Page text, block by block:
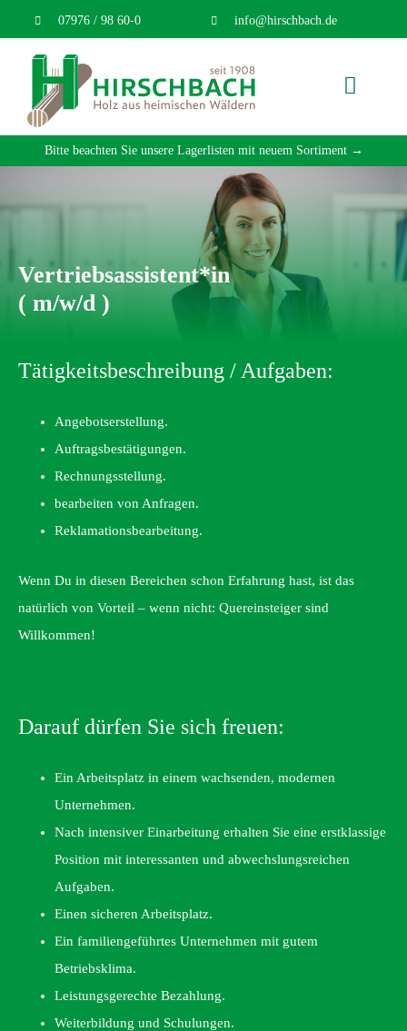
Inhalt
springen
07976 / 98 60-0 info@hirschbach.de
Home
Über uns
Produkte
Technik
Bitte beachten Sie unsere Lagerlisten mit neuem Sortiment →
Vertriebsassistent*in
( m/w/d )
Tätigkeitsbeschreibung / Aufgaben:
Angebotserstellung.
Auftragsbestätigungen.
Rechnungsstellung.
bearbeiten von Anfragen.
Reklamationsbearbeitung.
Wenn Du in diesen Bereichen schon Erfahrung hast, ist das
natürlich von Vorteil – wenn nicht: Quereinsteiger sind
Willkommen!
Darauf dürfen Sie sich freuen:
Ein Arbeitsplatz in einem wachsenden, modernen
Unternehmen.
Nach intensiver Einarbeitung erhalten Sie eine erstklassige
Position mit interessanten und abwechslungsreichen
Aufgaben.
Einen sicheren Arbeitsplatz.
Ein familiengeführtes Unternehmen mit gutem
Betriebsklima.
Leistungsgerechte Bezahlung.
Weiterbildung und Schulungen.